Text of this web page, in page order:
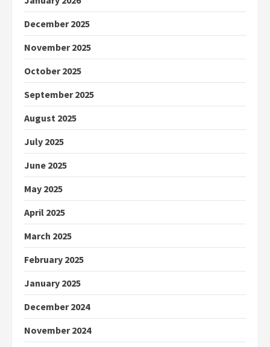
December 2025
November 2025
October 2025
September 2025
August 2025
July 2025
June 2025
May 2025
April 2025
March 2025
February 2025
January 2025
December 2024
November 2024